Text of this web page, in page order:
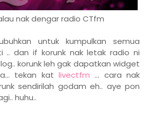
nak dengar radio CTfm
untuk kumpulkan semua
.. dan if korunk nak letak radio ni
korunk leh gak dapatkan widget
tekan kat livectfm ... cara nak
sendirilah godam eh.. aye pon
huhu..